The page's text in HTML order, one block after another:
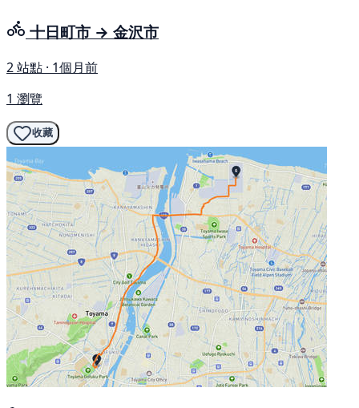
十日町市 → 金沢市
2 站點 · 1個月前
1 瀏覽
收藏